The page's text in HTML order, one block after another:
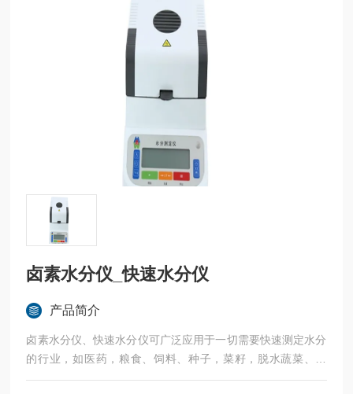
卤素水分仪_快速水分仪
产品简介
卤素水分仪、快速水分仪可广泛应用于一切需要快速测定水分
的行业，如医药，粮食、饲料、种子，菜籽，脱水蔬菜、烟
草，化工，茶叶，食品、肉类以及纺织，农林、造纸、橡胶、